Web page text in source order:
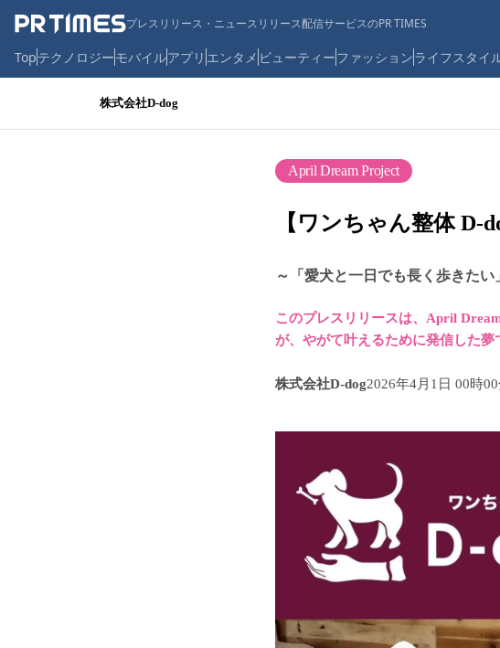
プレスリリース・ニュースリリース配信サービスのPR TIMES
Topテクノロジーモバイルアプリ エンタメ ビューティーファッションライフスタイ
株式会社D-dog
April Dream Project
【ワンちゃん整体 D-
～「愛犬と一日でも長く歩きた
このプレスリリースは、April
が、やがて叶えるために発信した夢
株式会社D-dog2026年4月1日 00時